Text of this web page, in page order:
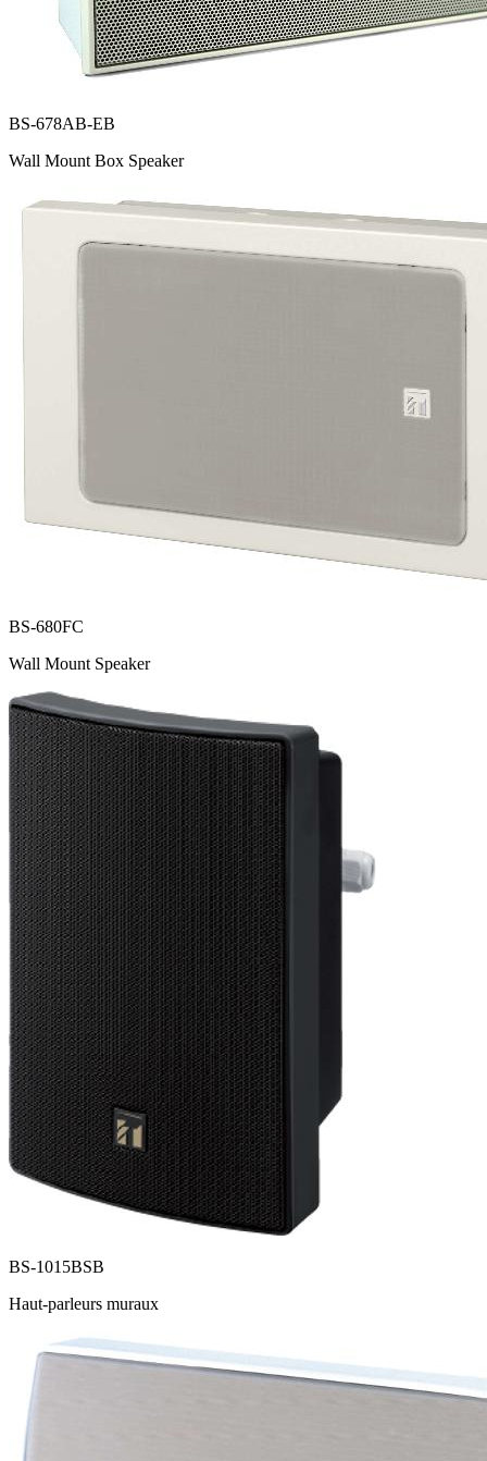
BS-678AB-EB
Wall Mount Box Speaker
BS-680FC
Wall Mount Speaker
BS-1015BSB
Haut-parleurs muraux